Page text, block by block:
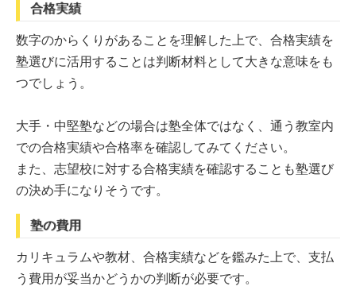
合格実績
数字のからくりがあることを理解した上で、合格実績を
塾選びに活用することは判断材料として大きな意味をも
つでしょう。
大手・中堅塾などの場合は塾全体ではなく、通う教室内
での合格実績や合格率を確認してみてください。
また、志望校に対する合格実績を確認することも塾選び
の決め手になりそうです。
塾の費用
カリキュラムや教材、合格実績などを鑑みた上で、支払
う費用が妥当かどうかの判断が必要です。